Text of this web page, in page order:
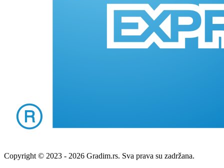
Copyright © 2023 - 2026 Gradim.rs. Sva prava su zadržana.